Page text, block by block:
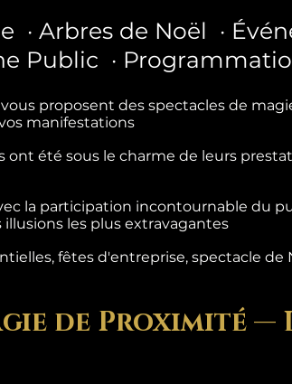
· Arbres de Noël ·
Public ·
proposent des spectacles de
manifestations
ont été sous le charme de leurs
la participation incontournable du
les plus extravagantes
fêtes d'entreprise, spectacle
de Proximité —